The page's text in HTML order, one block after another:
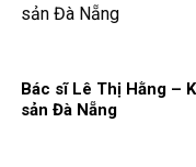
Bác sĩ Lê Thị Hằng –
sản Đà Nẵng